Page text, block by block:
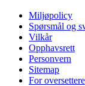
Miljøpolicy
Spørsmål og
Vilkår
Opphavsrett
Personvern
Sitemap
For oversettere